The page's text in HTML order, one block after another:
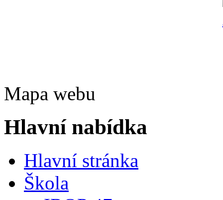
Mapa webu
Hlavní nabídka
Hlavní stránka
Škola